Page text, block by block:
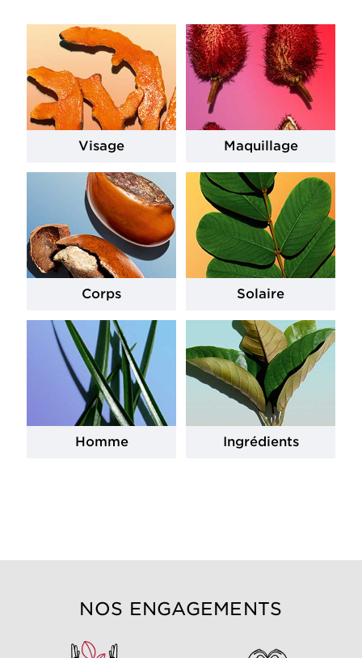
Visage Maquillage
Corps Solaire
Homme Ingrédients
NOS ENGAGEMENTS